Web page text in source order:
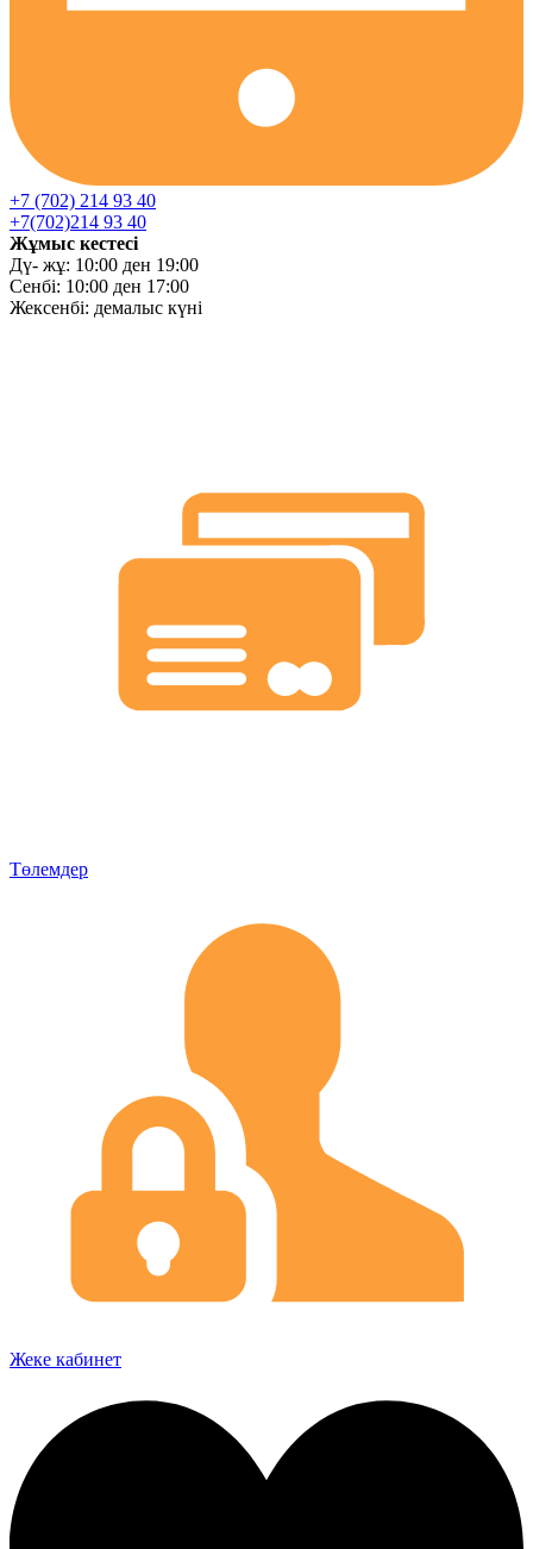
+7 (702) 214 93 40
+7(702)214 93 40
Жұмыс кестесі
Дү- жұ: 10:00 ден 19:00
Сенбі: 10:00 ден 17:00
Жексенбі: демалыс күні
Төлемдер
Жеке кабинет